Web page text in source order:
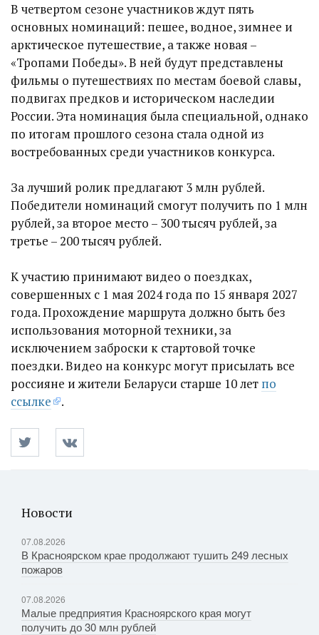
В четвертом сезоне участников ждут пять
основных номинаций: пешее, водное, зимнее и
арктическое путешествие, а также новая –
«Тропами Победы». В ней будут представлены
фильмы о путешествиях по местам боевой славы,
подвигах предков и историческом наследии
России. Эта номинация была специальной, однако
по итогам прошлого сезона стала одной из
востребованных среди участников конкурса.
За лучший ролик предлагают 3 млн рублей.
Победители номинаций смогут получить по 1 млн
рублей, за второе место – 300 тысяч рублей, за
третье – 200 тысяч рублей.
К участию принимают видео о поездках,
совершенных с 1 мая 2024 года по 15 января 2027
года. Прохождение маршрута должно быть без
использования моторной техники, за
исключением заброски к стартовой точке
поездки. Видео на конкурс могут присылать все
россияне и жители Беларуси старше 10 лет по
ссылке
.
Новости
07.08.2026
В Красноярском крае продолжают тушить 249 лесных
пожаров
07.08.2026
Малые предприятия Красноярского края могут
получить до 30 млн рублей